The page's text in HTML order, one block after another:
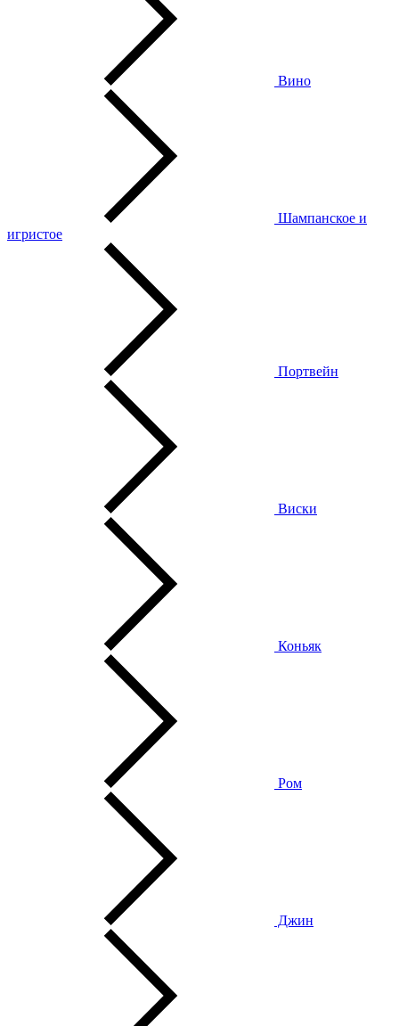
Вино
Шампанское и
игристое
Портвейн
Виски
Коньяк
Ром
Джин